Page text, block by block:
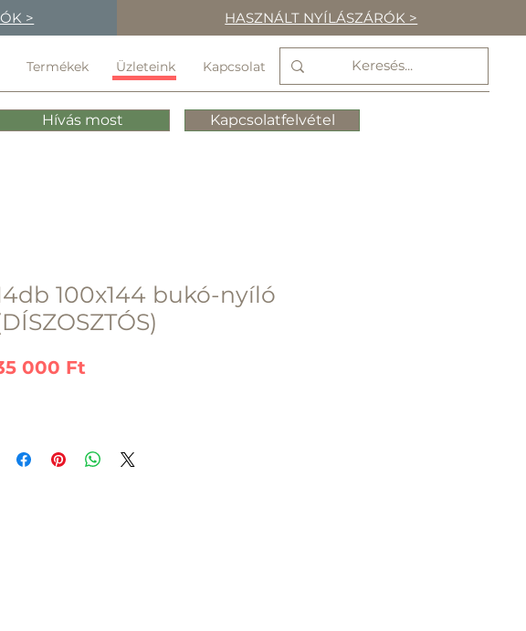
> HASZNÁLT NYÍLÁSZÁRÓK >
Termékek Üzleteink Kapcsolat
Hívás most Kapcsolatfelvétel
100x144 bukó-nyíló
000 Ft